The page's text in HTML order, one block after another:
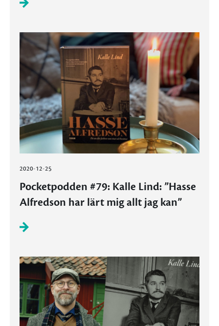
2020-12-25
Pocketpodden #79: Kalle Lind: ”Hasse
Alfredson har lärt mig allt jag kan”